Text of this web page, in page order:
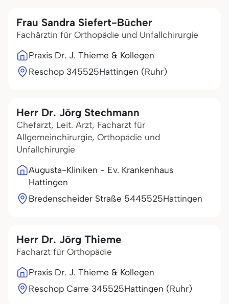
Frau Sandra Siefert-Bücher
Fachärztin für Orthopädie und Unfallchirurgie
Praxis Dr. J. Thieme & Kollegen
Reschop 345525Hattingen (Ruhr)
Herr Dr. Jörg Stechmann
Chefarzt, Leit. Arzt, Facharzt für
Allgemeinchirurgie, Orthopädie und
Unfallchirurgie
Augusta-Kliniken - Ev. Krankenhaus
Hattingen
Bredenscheider Straße 5445525Hattingen
Herr Dr. Jörg Thieme
Facharzt für Orthopädie
Praxis Dr. J. Thieme & Kollegen
Reschop Carre 345525Hattingen (Ruhr)